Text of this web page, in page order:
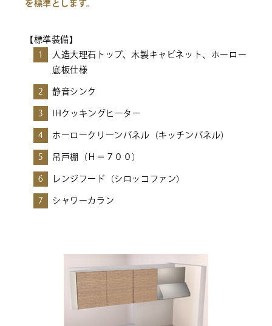
を標準とします。
【標準装備】
1
人造大理石トップ、木製キャビネット、ホーロー
底板仕様
2 静音シンク
3 IHクッキングヒーター
4 ホーロークリーンパネル（キッチンパネル）
5 吊戸棚（Ｈ＝７００）
6 レンジフード（シロッコファン）
7 シャワーカラン